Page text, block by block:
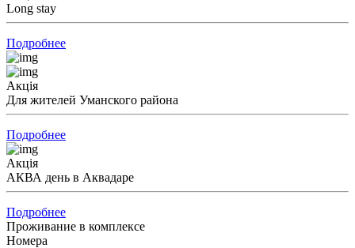
Long stay
Подробнее
Акція
Для жителей Уманского района
Подробнее
Акція
АКВА день в Аквадаре
Подробнее
Проживание в комплексе
Номера